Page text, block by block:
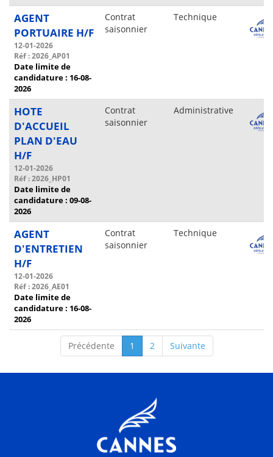
AGENT
PORTUAIRE H/F
12-01-2026
Réf : 2026_AP01
Date limite de
candidature : 16-08-
2026
Contrat
saisonnier
Technique
HOTE
D'ACCUEIL
PLAN D'EAU
H/F
12-01-2026
Réf : 2026_HP01
Date limite de
candidature : 09-08-
2026
Contrat
saisonnier
Administrative
AGENT
D'ENTRETIEN
H/F
12-01-2026
Réf : 2026_AE01
Date limite de
candidature : 16-08-
2026
Contrat
saisonnier
Technique
Précédente 1 2 Suivante